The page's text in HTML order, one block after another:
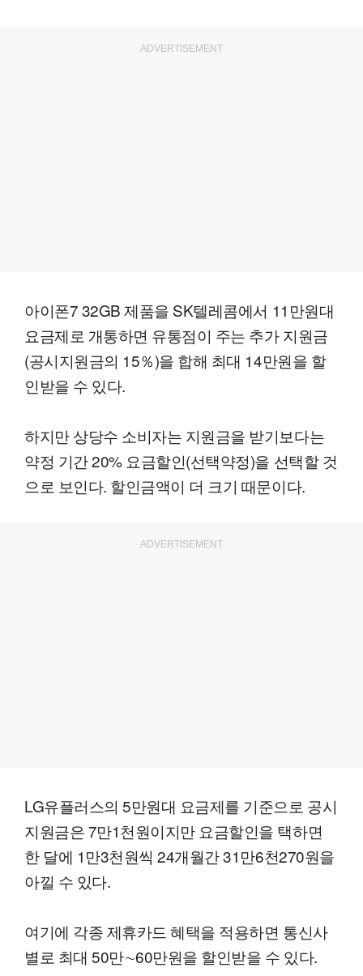
ADVERTISEMENT
아이폰7 32GB 제품을 SK텔레콤에서 11만원대
요금제로 개통하면 유통점이 주는 추가 지원금
(공시지원금의 15％)을 합해 최대 14만원을 할
인받을 수 있다.
하지만 상당수 소비자는 지원금을 받기보다는
약정 기간 20% 요금할인(선택약정)을 선택할 것
으로 보인다. 할인금액이 더 크기 때문이다.
ADVERTISEMENT
LG유플러스의 5만원대 요금제를 기준으로 공시
지원금은 7만1천원이지만 요금할인을 택하면
한 달에 1만3천원씩 24개월간 31만6천270원을
아낄 수 있다.
여기에 각종 제휴카드 혜택을 적용하면 통신사
별로 최대 50만∼60만원을 할인받을 수 있다.